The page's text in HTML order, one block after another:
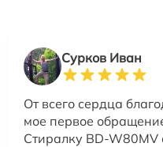
Сурков Иван
От всего сердца
мое первое
Стиралку BD-W80MV